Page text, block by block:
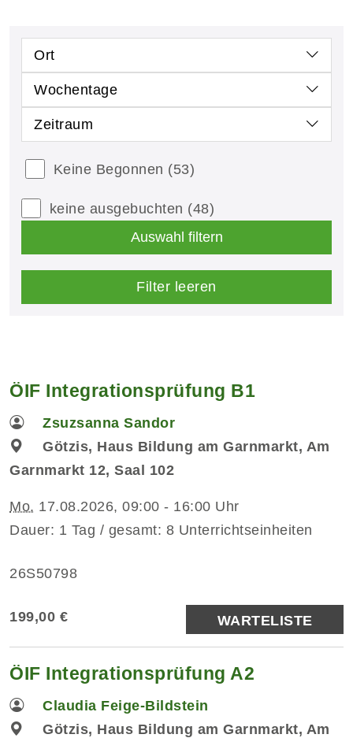
Ort
Wochentage
Zeitraum
Keine Begonnen (53)
keine ausgebuchten (48)
Auswahl filtern
Filter leeren
ÖIF Integrationsprüfung B1
Zsuzsanna Sandor
Götzis, Haus Bildung am Garnmarkt, Am
Garnmarkt 12, Saal 102
Mo. 17.08.2026, 09:00 - 16:00 Uhr
Dauer: 1 Tag / gesamt: 8 Unterrichtseinheiten
26S50798
199,00 € WARTELISTE
ÖIF Integrationsprüfung A2
Claudia Feige-Bildstein
Götzis, Haus Bildung am Garnmarkt, Am